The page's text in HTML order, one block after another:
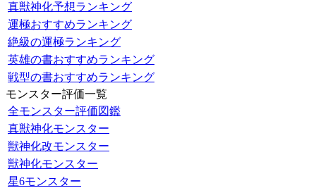
真獣神化予想ランキング
運極おすすめランキング
絶級の運極ランキング
英雄の書おすすめランキング
戦型の書おすすめランキング
モンスター評価一覧
全モンスター評価図鑑
真獣神化モンスター
獣神化改モンスター
獣神化モンスター
星6モンスター